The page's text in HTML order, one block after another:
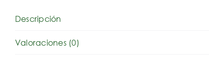
con
cultura
Descripción
Valoraciones (0)